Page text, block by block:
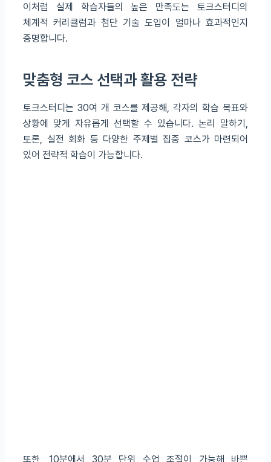
이처럼 실제 학습자들의 높은 만족도는 토크스터디의
체계적 커리큘럼과 첨단 기술 도입이 얼마나 효과적인지
증명합니다.
맞춤형 코스 선택과 활용 전략
토크스터디는 30여 개 코스를 제공해, 각자의 학습 목표와
상황에 맞게 자유롭게 선택할 수 있습니다. 논리 말하기,
토론, 실전 회화 등 다양한 주제별 집중 코스가 마련되어
있어 전략적 학습이 가능합니다.
또한, 10분에서 30분 단위 수업 조절이 가능해 바쁜